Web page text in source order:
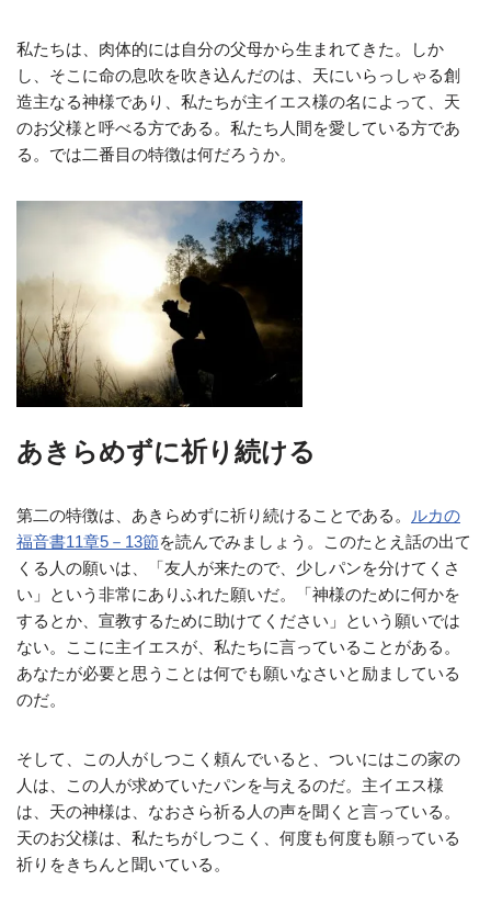
私たちは、肉体的には自分の父母から生まれてきた。しか
し、そこに命の息吹を吹き込んだのは、天にいらっしゃる創
造主なる神様であり、私たちが主イエス様の名によって、天
のお父様と呼べる方である。私たち人間を愛している方であ
る。では二番目の特徴は何だろうか。
あきらめずに祈り続ける
第二の特徴は、あきらめずに祈り続けることである。
ルカの
福音書11章5－13節を読んでみましょう。このたとえ話の出て
くる人の願いは、「友人が来たので、少しパンを分けてくさ
い」という非常にありふれた願いだ。「神様のために何かを
するとか、宣教するために助けてください」という願いでは
ない。ここに主イエスが、私たちに言っていることがある。
あなたが必要と思うことは何でも願いなさいと励ましている
のだ。
そして、この人がしつこく頼んでいると、ついにはこの家の
人は、この人が求めていたパンを与えるのだ。主イエス様
は、天の神様は、なおさら祈る人の声を聞くと言っている。
天のお父様は、私たちがしつこく、何度も何度も願っている
祈りをきちんと聞いている。